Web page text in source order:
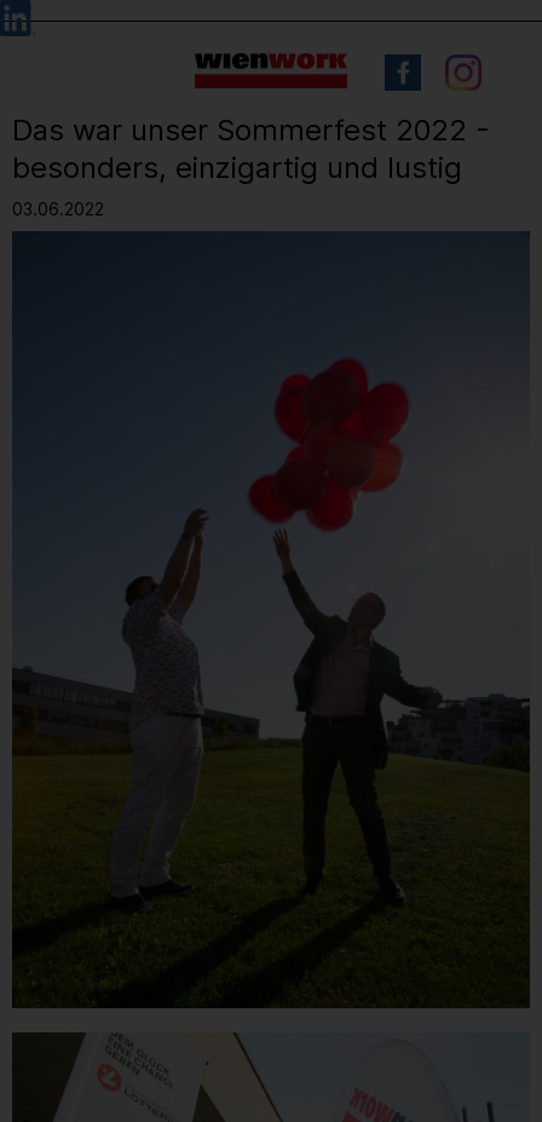
Barrierefreie
Bedienung
Sprachauswahl
Das war unser Sommerfest 2022 -
besonders, einzigartig und lustig
03.06.2022